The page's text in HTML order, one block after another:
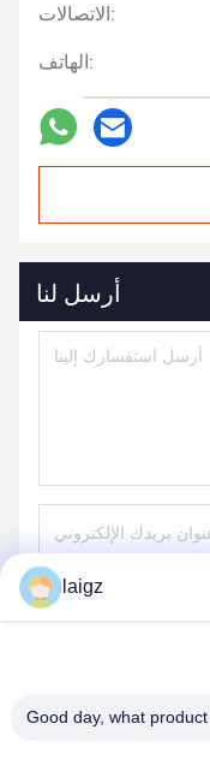
الاتصالات:
الهاتف:
أرسل لنا
laigz
Good day, what